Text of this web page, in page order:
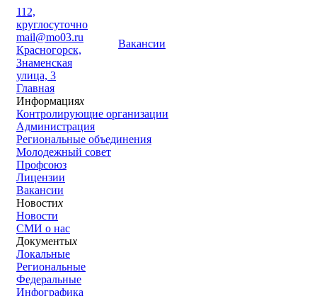
112,
круглосуточно
mail@mo03.ru
Красногорск,
Знаменская
улица, 3
Вакансии
Главная
Информацияx
Контролирующие организации
Администрация
Региональные объединения
Молодежный совет
Профсоюз
Лицензии
Вакансии
Новостиx
Новости
СМИ о нас
Документыx
Локальные
Региональные
Федеральные
Инфографика